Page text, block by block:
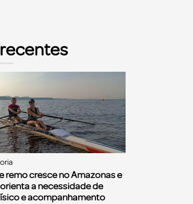
remo cresce no Amazonas e
a necessidade de
e acompanhamento